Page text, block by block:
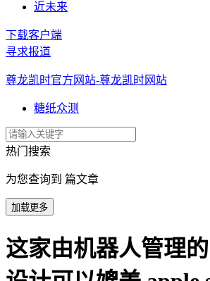
近未来
下载客户端
寻求报道
尊龙凯时官方网站-尊龙凯时网站
糖纸众测
热门搜索
为您查询到 篇文章
加载更多
这家由机器人管理的